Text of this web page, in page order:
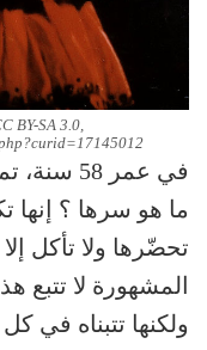
BY-SA 3.0,
في عمر
ما هو سرها ؟ إنها
تحضّرها ولا تأكل
المشهورة لا تتبع
ولكنها تتبناه في